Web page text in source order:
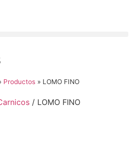
Productos » LOMO FINO
/ LOMO FINO